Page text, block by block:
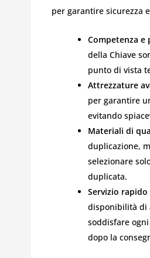
per garantire sicurezza
Competenza e
della Chiave
punto di vista
Attrezzature
per garantire
evitando
Materiali di
duplicazione,
selezionare
duplicata.
Servizio
disponibilità di
soddisfare
dopo la